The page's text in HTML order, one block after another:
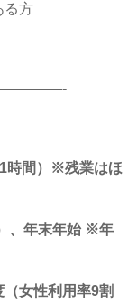
る方
時間）※残業はほ
、年末年始 ※年
女性利用率9割